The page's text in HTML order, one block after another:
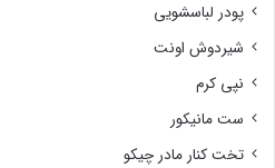
پودر لباسشویی
شیردوش اونت
نپی کرم
ست مانیکور
تخت کنار مادر چیکو